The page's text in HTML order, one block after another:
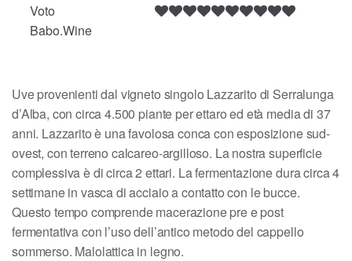
Voto
Babo.Wine
Uve provenienti dal vigneto singolo Lazzarito di Serralunga
d’Alba, con circa 4.500 piante per ettaro ed età media di 37
anni. Lazzarito è una favolosa conca con esposizione sud-
ovest, con terreno calcareo-argilloso. La nostra superficie
complessiva è di circa 2 ettari. La fermentazione dura circa 4
settimane in vasca di acciaio a contatto con le bucce.
Questo tempo comprende macerazione pre e post
fermentativa con l’uso dell’antico metodo del cappello
sommerso. Malolattica in legno.